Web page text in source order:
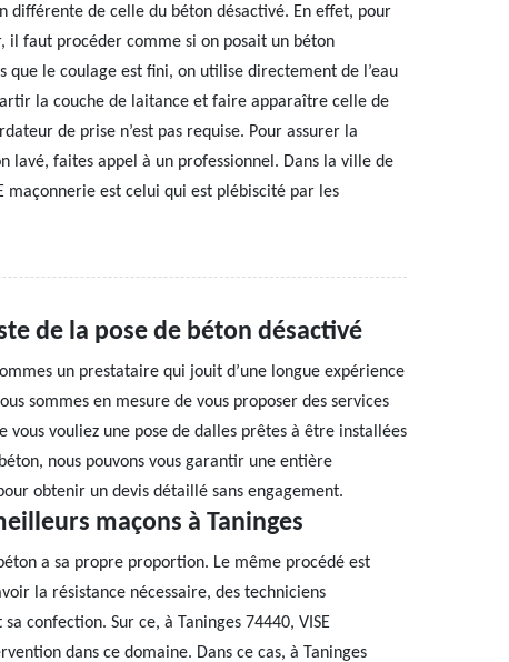
différente de celle du béton désactivé. En effet, pour
il faut procéder comme si on posait un béton
que le coulage est fini, on utilise directement de l’eau
la couche de laitance et faire apparaître celle de
de prise n’est pas requise. Pour assurer la
lavé, faites appel à un professionnel. Dans la ville de
maçonnerie est celui qui est plébiscité par les
de la pose de béton désactivé
un prestataire qui jouit d’une longue expérience
sommes en mesure de vous proposer des services
vous vouliez une pose de dalles prêtes à être installées
nous pouvons vous garantir une entière
obtenir un devis détaillé sans engagement.
maçons à Taninges
a sa propre proportion. Le même procédé est
la résistance nécessaire, des techniciens
confection. Sur ce, à Taninges 74440, VISE
dans ce domaine. Dans ce cas, à Taninges